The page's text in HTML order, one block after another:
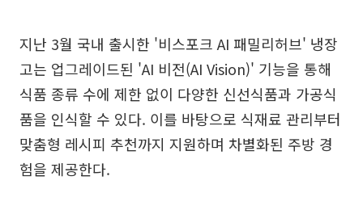
지난 3월 국내 출시한 '비스포크 AI 패밀리허브' 냉장
고는 업그레이드된 'AI 비전(AI Vision)' 기능을 통해
식품 종류 수에 제한 없이 다양한 신선식품과 가공식
품을 인식할 수 있다. 이를 바탕으로 식재료 관리부터
맞춤형 레시피 추천까지 지원하며 차별화된 주방 경
험을 제공한다.